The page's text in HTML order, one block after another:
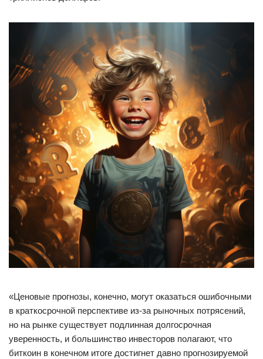
«Ценовые прогнозы, конечно, могут оказаться ошибочными
в краткосрочной перспективе из-за рыночных потрясений,
но на рынке существует подлинная долгосрочная
уверенность, и большинство инвесторов полагают, что
биткоин в конечном итоге достигнет давно прогнозируемой